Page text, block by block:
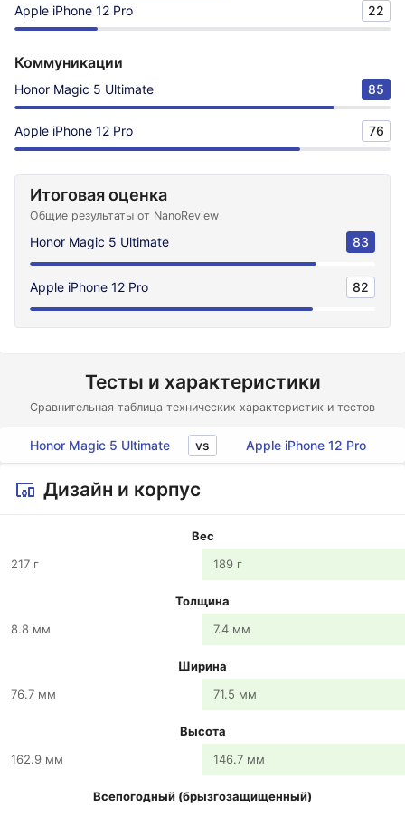
Apple iPhone 12 Pro 22
Коммуникации
Honor Magic 5 Ultimate 85
Apple iPhone 12 Pro 76
Итоговая оценка
Общие результаты от NanoReview
Honor Magic 5 Ultimate 83
Apple iPhone 12 Pro 82
Тесты и характеристики
Сравнительная таблица технических характеристик и тестов
Honor Magic 5 Ultimate vs Apple iPhone 12 Pro
Дизайн и корпус
Вес
217 г
189 г
Толщина
8.8 мм
7.4 мм
Ширина
76.7 мм
71.5 мм
Высота
162.9 мм
146.7 мм
Всепогодный (брызгозащищенный)